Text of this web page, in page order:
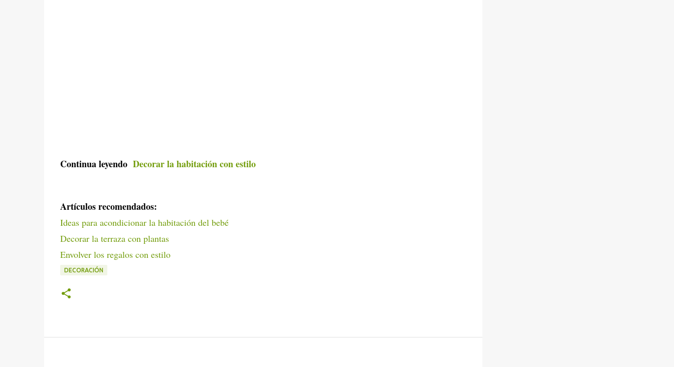
Continua leyendo Decorar la habitación con estilo
Artículos recomendados:
Ideas para acondicionar la habitación del bebé
Decorar la terraza con plantas
Envolver los regalos con estilo
DECORACIÓN